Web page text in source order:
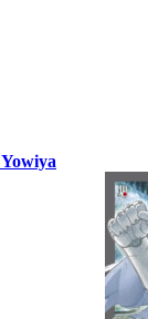
Yowiya